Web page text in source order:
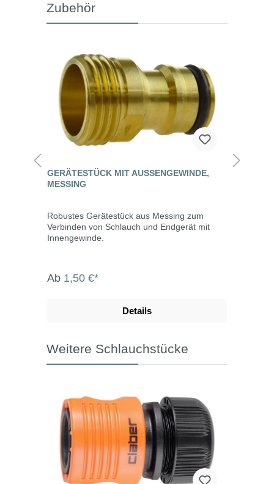
Zubehör
GERÄTESTÜCK MIT AUSSENGEWINDE, M
ESSING
Robustes Gerätestück aus Messing zum
Verbinden von Schlauch und Endgerät mit
Innengewinde.
Ab 1,50 €*
Details
Weitere Schlauchstücke